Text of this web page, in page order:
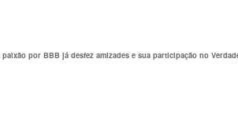
por BBB já desfez amizades e sua participação no